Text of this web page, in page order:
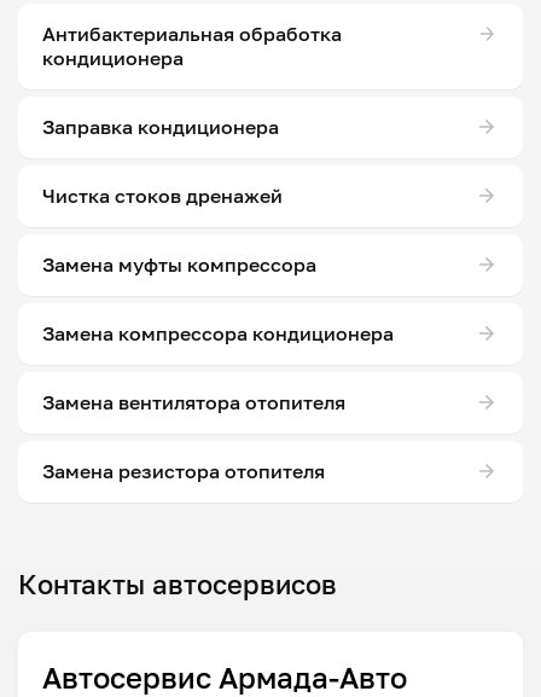
Антибактериальная обработка
кондиционера
Заправка кондиционера
Чистка стоков дренажей
Замена муфты компрессора
Замена компрессора кондиционера
Замена вентилятора отопителя
Замена резистора отопителя
Контакты автосервисов
Автосервис Армада-Авто